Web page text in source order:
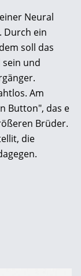
Neural
Durch ein
soll das
und
Am
Button", das e
Brüder.
die